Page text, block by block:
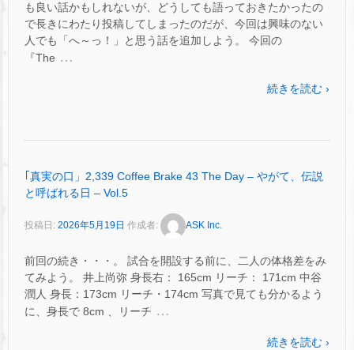
も良い話かもしれないが、どうしても語っておきたかったの
で長きにわたり投稿してしまったのだが、今回は興味のない
人でも「へ～っ！」と思う話を追加しよう。 今回の
『The …
続きを読む ›
｢真実の口」2,339 Coffee Brake 43 The Day – やがて、伝説
と呼ばれる日 – Vol.5
投稿日: 2026年5月19日 作成者: ASK Inc.
前回の続き・・・。 試合を開設する前に、二人の体格差をみ
てみよう。 井上尚弥 身長右： 165cm リーチ： 171cm 中谷
潤人 身長：173cm リーチ・174cm 写真で見ても分かるよう
に、身長で 8cm 、リーチ …
続きを読む ›